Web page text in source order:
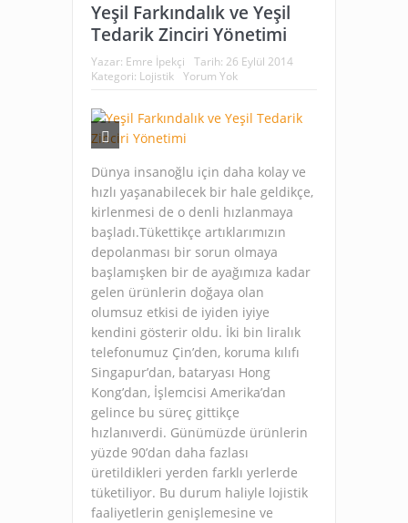
Yeşil Farkındalık ve Yeşil
Tedarik Zinciri Yönetimi
Yazar: Emre İpekçi Tarih: 26 Eylül 2014
Kategori: Lojistik Yorum Yok
Dünya insanoğlu için daha kolay ve
hızlı yaşanabilecek bir hale geldikçe,
kirlenmesi de o denli hızlanmaya
başladı.Tükettikçe artıklarımızın
depolanması bir sorun olmaya
başlamışken bir de ayağımıza kadar
gelen ürünlerin doğaya olan
olumsuz etkisi de iyiden iyiye
kendini gösterir oldu. İki bin liralık
telefonumuz Çin’den, koruma kılıfı
Singapur’dan, bataryası Hong
Kong’dan, İşlemcisi Amerika’dan
gelince bu süreç gittikçe
hızlanıverdi. Günümüzde ürünlerin
yüzde 90’dan daha fazlası
üretildikleri yerden farklı yerlerde
tüketiliyor. Bu durum haliyle lojistik
faaliyetlerin genişlemesine ve